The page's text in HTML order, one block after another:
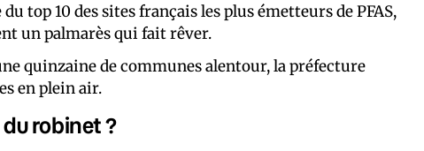
top 10 des sites français les plus émetteurs de PFAS,
un palmarès qui fait rêver.
quinzaine de communes alentour, la préfecture
en plein air.
robinet ?